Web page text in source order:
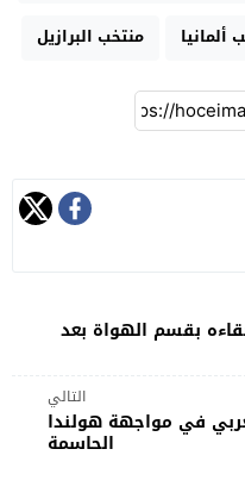
ألمانيا منتخب البرازيل
بقسم الهواة بعد
التالي
في مواجهة هولندا
الحاسمة